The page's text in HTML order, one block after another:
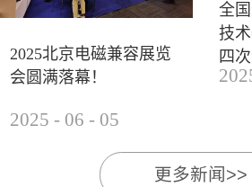
2025北京电磁兼容展览
会圆满落幕！
2025 - 06 - 05
全
技
四
成
更多新闻>>